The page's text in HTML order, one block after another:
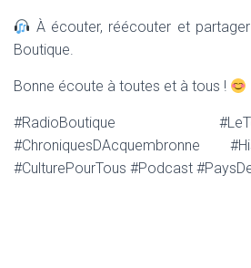
À écouter, réécouter et
Boutique.
Bonne écoute à toutes et à tous !
#RadioBoutique
#ChroniquesDAcquembronne
#CulturePourTous #Podcast